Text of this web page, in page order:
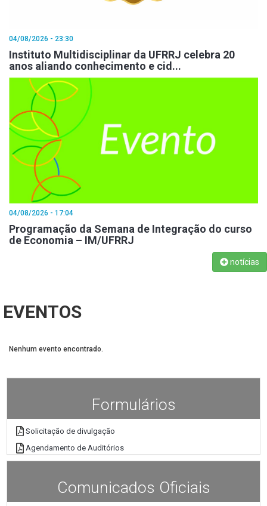
04/08/2026 - 23:30
Instituto Multidisciplinar da UFRRJ celebra 20
anos aliando conhecimento e cid...
04/08/2026 - 17:04
Programação da Semana de Integração do curso
de Economia – IM/UFRRJ
notícias
EVENTOS
Nenhum evento encontrado.
Formulários
Solicitação de divulgação
Agendamento de Auditórios
Comunicados Oficiais